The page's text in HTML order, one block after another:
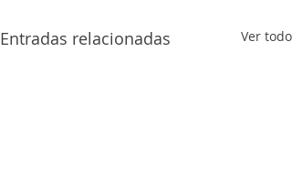
Entradas relacionadas Ver todo